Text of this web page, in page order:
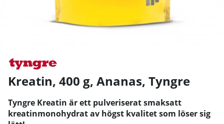
Kreatin, 400 g, Ananas, Tyngre
Tyngre Kreatin är ett pulveriserat smaksatt
kreatinmonohydrat av högst kvalitet som löser sig